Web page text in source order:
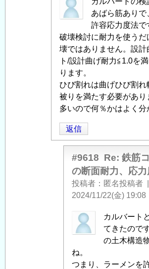
名
稿
者
に
よ
る
「 Re:
鉄
コ
ン
力、
あばら筋ありで
許容応力度法で
破壊検討に耐力を使うだ
壊ではありません。設計
ト/設計曲げ耐力≦1.0を
ります。
ひび割れは曲げひび割れ
被りを満たす必要があり
多いので何％かはよく分
返信
#9618 Re: 鉄筋
の断面耐力、応
投稿者 匿名投稿者
2024/11/22(金) 19:08
匿
名
稿
者
カルバート
てきたので
の土木構造
ね。
つまり、ラーメンを